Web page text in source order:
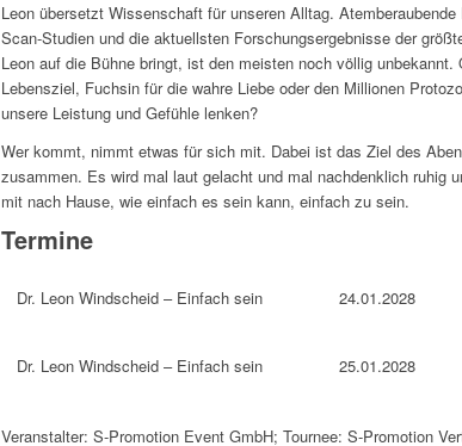
Leon übersetzt Wissenschaft für unseren Alltag.
Scan-Studien und die aktuellsten Forschungsergebnisse der
Leon auf die Bühne bringt, ist den meisten noch völlig
Lebensziel, Fuchsin für die wahre Liebe oder den Millionen
unsere Leistung und Gefühle lenken?
Wer kommt, nimmt etwas für sich mit. Dabei ist das Ziel des
zusammen. Es wird mal laut gelacht und mal nachdenklich ruhig
mit nach Hause, wie einfach es sein kann, einfach zu sein.
Termine
Dr. Leon Windscheid – Einfach sein 24.01.2028
Dr. Leon Windscheid – Einfach sein 25.01.2028
Veranstalter: S-Promotion Event GmbH; Tournee: S-Promotion